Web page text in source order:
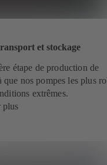
et stockage
étape de production de
nos pompes les plus
extrêmes.
plus